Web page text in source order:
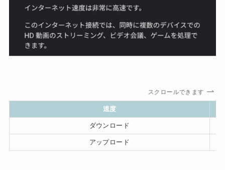
スクロールできます
速度
ダウンロード
アップロード